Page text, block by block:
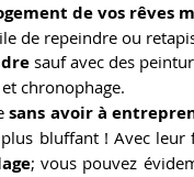
de vos rêves
de repeindre ou
sauf avec des
chronophage.
sans avoir à
bluffant ! Avec
; vous pouvez